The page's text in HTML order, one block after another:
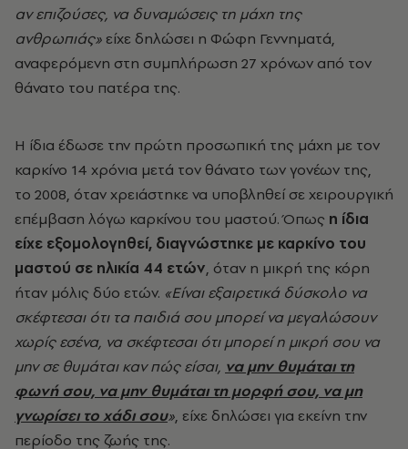
αν επιζούσες, να δυναμώσεις τη μάχη της
ανθρωπιάς» είχε δηλώσει η Φώφη Γεννηματά,
αναφερόμενη στη συμπλήρωση 27 χρόνων από τον
θάνατο του πατέρα της.
Η ίδια έδωσε την πρώτη προσωπική της μάχη με τον
καρκίνο 14 χρόνια μετά τον θάνατο των γονέων της,
το 2008, όταν χρειάστηκε να υποβληθεί σε χειρουργική
επέμβαση λόγω καρκίνου του μαστού. Όπως η ίδια
είχε εξομολογηθεί, διαγνώστηκε με καρκίνο του
μαστού σε ηλικία 44 ετών, όταν η μικρή της κόρη
ήταν μόλις δύο ετών. «Είναι εξαιρετικά δύσκολο να
σκέφτεσαι ότι τα παιδιά σου μπορεί να μεγαλώσουν
χωρίς εσένα, να σκέφτεσαι ότι μπορεί η μικρή σου να
μην σε θυμάται καν πώς είσαι, να μην θυμάται τη
φωνή σου, να μην θυμάται τη μορφή σου, να μη
γνωρίσει το χάδι σου», είχε δηλώσει για εκείνη την
περίοδο της ζωής της.